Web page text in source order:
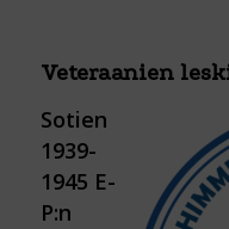
Veteraanien
Sotien
1939-
1945 E-
P:n